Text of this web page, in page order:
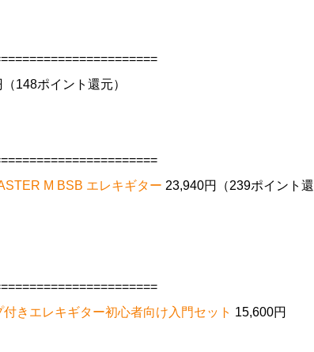
148ポイント還元）
M BSB エレキギター 23,940円（239ポイント還
きエレキギター初心者向け入門セット 15,600円